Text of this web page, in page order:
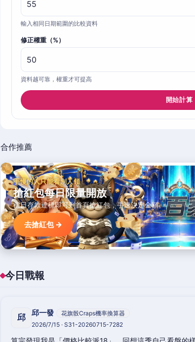
輸入相同日期範圍的比較資料
修正權重（%）
資料越可靠，權重才可提高
開始計算
合作推薦
手慢的人只能看別人領
搶紅包每日限量開放
當日存款達標即可到首頁搶紅包，手速決定金額。
去搶紅包 →
今日戰報
邱 邱一發
花旗骰Craps機率換算器
2026/7/15 · S31-20260715-7282